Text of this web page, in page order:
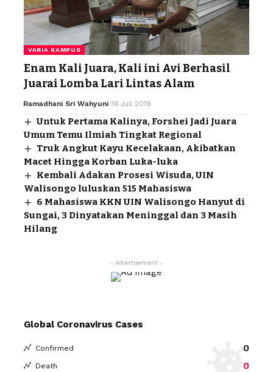
VARIA KAMPUS
Enam Kali Juara, Kali ini Avi Berhasil
Juarai Lomba Lari Lintas Alam
Ramadhani Sri Wahyuni 16 Juli 2019
Untuk Pertama Kalinya, Forshei Jadi Juara
Umum Temu Ilmiah Tingkat Regional
Truk Angkut Kayu Kecelakaan, Akibatkan
Macet Hingga Korban Luka-luka
Kembali Adakan Prosesi Wisuda, UIN
Walisongo luluskan 515 Mahasiswa
6 Mahasiswa KKN UIN Walisongo Hanyut di
Sungai, 3 Dinyatakan Meninggal dan 3 Masih
Hilang
- Advertisement -
Global Coronavirus Cases
Confirmed 0
Death 0